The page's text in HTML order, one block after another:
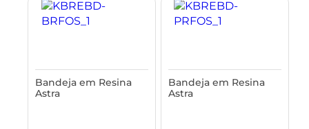
Bandeja em Resina
Astra
Bandeja em Resina
Astra